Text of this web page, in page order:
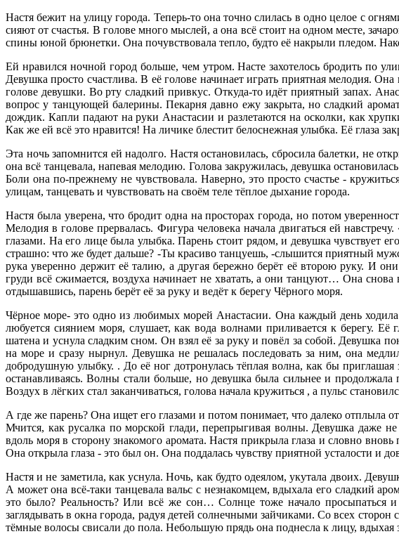
Настя бежит на улицу города. Теперь-то она точно слилась в одно целое с
сияют от счастья. В голове много мыслей, а она всё стоит на одном месте,
спины юной брюнетки. Она почувствовала тепло, будто её накрыли пледом.
Ей нравился ночной город больше, чем утром. Насте захотелось бродить по
Девушка просто счастлива. В её голове начинает играть приятная мелодия.
голове девушки. Во рту сладкий привкус. Откуда-то идёт приятный запах.
вопрос у танцующей балерины. Пекарня давно ежу закрыта, но сладкий
дождик. Капли падают на руки Анастасии и разлетаются на осколки, как
Как же ей всё это нравится! На личике блестит белоснежная улыбка. Её глаза
Эта ночь запомнится ей надолго. Настя остановилась, сбросила балетки, не
она всё танцевала, напевая мелодию. Голова закружилась, девушка
Боли она по-прежнему не чувствовала. Наверно, это просто счастье -
улицам, танцевать и чувствовать на своём теле тёплое дыхание города.
Настя была уверена, что бродит одна на просторах города, но потом
Мелодия в голове прервалась. Фигура человека начала двигаться ей
глазами. На его лице была улыбка. Парень стоит рядом, и девушка чувствует
страшно: что же будет дальше? -Ты красиво танцуешь, -слышится приятный
рука уверенно держит её талию, а другая бережно берёт её второю руку. И
груди всё сжимается, воздуха начинает не хватать, а они танцуют… Она
отдышавшись, парень берёт её за руку и ведёт к берегу Чёрного моря.
Чёрное море- это одно из любимых морей Анастасии. Она каждый день
любуется сиянием моря, слушает, как вода волнами приливается к берегу.
шатена и уснула сладким сном. Он взял её за руку и повёл за собой. Девушка
на море и сразу нырнул. Девушка не решалась последовать за ним, она
добродушную улыбку. . До её ног дотронулась тёплая волна, как бы
останавливаясь. Волны стали больше, но девушка была сильнее и
Воздух в лёгких стал заканчиваться, голова начала кружиться , а пульс
А где же парень? Она ищет его глазами и потом понимает, что далеко отплыла
Мчится, как русалка по морской глади, перепрыгивая волны. Девушка даже
вдоль моря в сторону знакомого аромата. Настя прикрыла глаза и словно
Она открыла глаза - это был он. Она поддалась чувству приятной усталости и
Настя и не заметила, как уснула. Ночь, как будто одеялом, укутала двоих.
А может она всё-таки танцевала вальс с незнакомцем, вдыхала его сладкий
это было? Реальность? Или всё же сон… Солнце тоже начало просыпаться
заглядывать в окна города, радуя детей солнечными зайчиками. Со всех
тёмные волосы свисали до пола. Небольшую прядь она поднесла к лицу,